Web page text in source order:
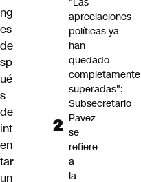
ng
es
de
sp
ué
s
de
int
en
tar
un
apreciaciones
políticas ya
han
quedado
completamente
superadas":
Subsecretario
Pavez
se
refiere
a
la